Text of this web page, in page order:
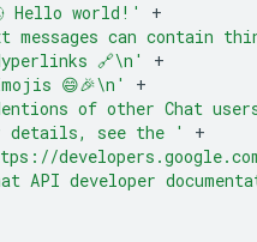
Hello world!'
+
messages can contain
🔗\n'
+
😄🎉\n'
+
of other Chat
details, see the '
+
API developer